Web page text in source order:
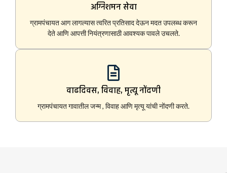
अग्निशमन सेवा
ग्रामपंचायत आग लागल्यास त्वरित प्रतिसाद देऊन मदत उपलब्ध करून
देते आणि आपत्ती नियंत्रणासाठी आवश्यक पावले उचलते.
वाढदिवस, विवाह, मृत्यू नोंदणी
ग्रामपंचायत गावातील जन्म , विवाह आणि मृत्यू यांची नोंदणी करते.